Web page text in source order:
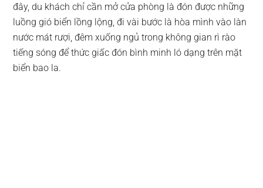
đây, du khách chỉ cần mở cửa phòng là đón được những
luồng gió biển lồng lộng, đi vài bước là hòa mình vào làn
nước mát rượi, đêm xuống ngủ trong không gian rì rào
tiếng sóng để thức giấc đón bình minh ló dạng trên mặt
biển bao la.